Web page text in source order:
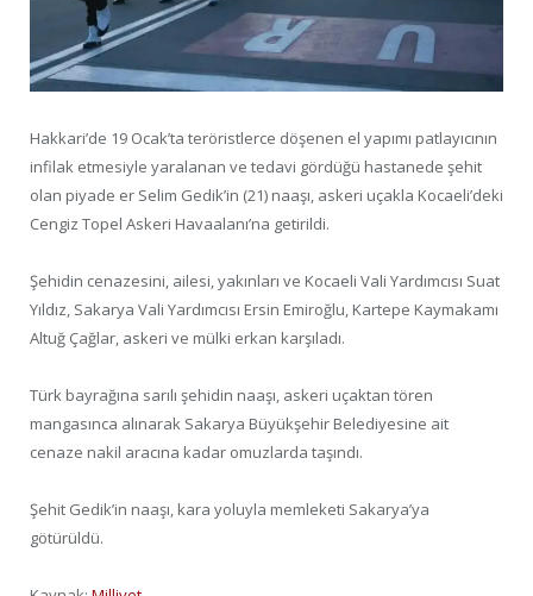
Hakkari’de 19 Ocak’ta teröristlerce döşenen el yapımı patlayıcının
infilak etmesiyle yaralanan ve tedavi gördüğü hastanede şehit
olan piyade er Selim Gedik’in (21) naaşı, askeri uçakla Kocaeli’deki
Cengiz Topel Askeri Havaalanı’na getirildi.
Şehidin cenazesini, ailesi, yakınları ve Kocaeli Vali Yardımcısı Suat
Yıldız, Sakarya Vali Yardımcısı Ersin Emiroğlu, Kartepe Kaymakamı
Altuğ Çağlar, askeri ve mülki erkan karşıladı.
Türk bayrağına sarılı şehidin naaşı, askeri uçaktan tören
mangasınca alınarak Sakarya Büyükşehir Belediyesine ait
cenaze nakil aracına kadar omuzlarda taşındı.
Şehit Gedik’in naaşı, kara yoluyla memleketi Sakarya’ya
götürüldü.